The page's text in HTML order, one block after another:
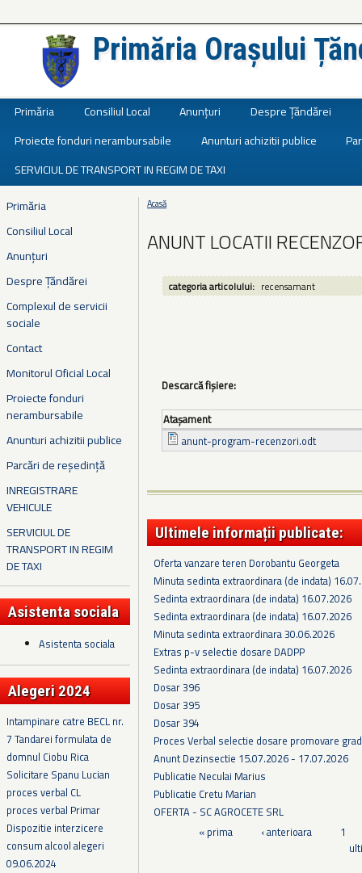
Primăria Orașului
Primăria Consiliul Local Anunțuri Despre Țăndărei
Proiecte fonduri nerambursabile
Anunturi achizitii publice
SERVICIUL DE TRANSPORT IN REGIM DE TAXI
Primăria
Consiliul Local
Anunțuri
Despre Țăndărei
Complexul de servicii
sociale
Contact
Monitorul Oficial Local
Proiecte fonduri
nerambursabile
Anunturi achizitii publice
Parcări de reședință
INREGISTRARE
VEHICULE
SERVICIUL DE
TRANSPORT IN REGIM
DE TAXI
Asistenta sociala
Asistenta sociala
Alegeri 2024
Intampinare catre BECL nr.
7 Tandarei formulata de
domnul Ciobu Rica
Solicitare Spanu Lucian
proces verbal CL
proces verbal Primar
Dispozitie interzicere
consum alcool alegeri
09.06.2024
Eşti aici
Acasă
ANUNT LOCATII
categoria articolului: recensamant
Descarcă fișiere:
Ataşament
anunt-program-recenzori.odt
Ultimele informații publicate:
Oferta vanzare teren Dorobantu Georgeta
Minuta sedinta extraordinara (de indata)
Sedinta extraordinara (de indata) 16.07.2026
Sedinta extraordinara (de indata) 16.07.2026
Minuta sedinta extraordinara 30.06.2026
Extras p-v selectie dosare DADPP
Sedinta extraordinara (de indata) 16.07.2026
Dosar 396
Dosar 395
Dosar 394
Proces Verbal selectie dosare promovare
Anunt Dezinsectie 15.07.2026 - 17.07.2026
Publicatie Neculai Marius
Publicatie Cretu Marian
OFERTA - SC AGROCETE SRL
Pagini« prima ‹ anterioara
1